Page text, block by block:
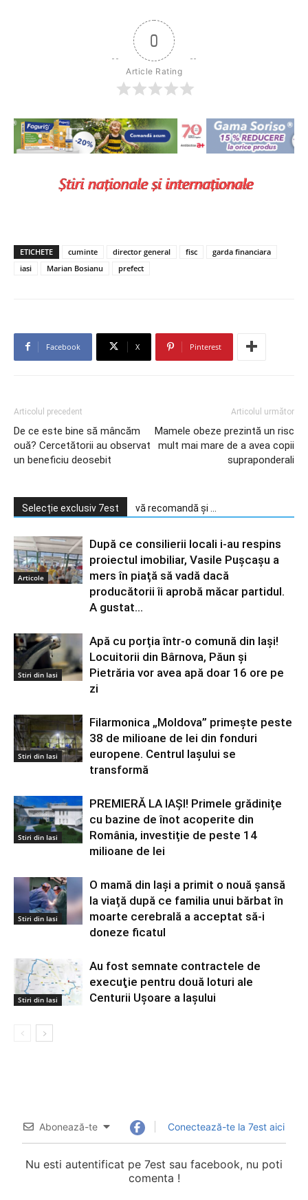
0
Article Rating
ETICHETE cuminte director general fisc
garda financiara
iasi
Marian Bosianu prefect
Facebook X Pinterest
Articolul precedent
De ce este bine să mâncăm
ouă? Cercetătorii au observat
un beneficiu deosebit
Articolul următor
Mamele obeze prezintă un risc
mult mai mare de a avea copii
supraponderali
Selecție exclusiv 7est vă recomandă și ...
Articole
După ce consilierii locali i-au respins
proiectul imobiliar, Vasile Pușcașu a
mers în piață să vadă dacă
producătorii îi aprobă măcar partidul.
A gustat...
Stiri din Iasi
Apă cu porția într-o comună din Iași!
Locuitorii din Bârnova, Păun și
Pietrăria vor avea apă doar 16 ore pe
zi
Stiri din Iasi
Filarmonica „Moldova” primește peste
38 de milioane de lei din fonduri
europene. Centrul Iașului se
transformă
Stiri din Iasi
PREMIERĂ LA IAȘI! Primele grădinițe
cu bazine de înot acoperite din
România, investiție de peste 14
milioane de lei
Stiri din Iasi
O mamă din Iași a primit o nouă șansă
la viață după ce familia unui bărbat în
moarte cerebrală a acceptat să-i
doneze ficatul
Stiri din Iasi
Au fost semnate contractele de
execuţie pentru două loturi ale
Centurii Uşoare a Iaşului
Abonează-te Conectează-te la 7est aici
Nu esti autentificat pe 7est sau facebook, nu poti
comenta !